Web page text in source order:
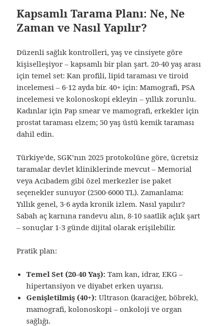
Kapsamlı Tarama Planı: Ne, Ne
Zaman ve Nasıl Yapılır?
Düzenli sağlık kontrolleri, yaş ve cinsiyete göre
kişiselleşiyor – kapsamlı bir plan şart. 20-40 yaş arası
için temel set: Kan profili, lipid taraması ve tiroid
incelemesi – 6-12 ayda bir. 40+ için: Mamografi, PSA
incelemesi ve kolonoskopi ekleyin – yıllık zorunlu.
Kadınlar için Pap smear ve mamografi, erkekler için
prostat taraması elzem; 50 yaş üstü kemik taraması
dahil edin.
Türkiye’de, SGK’nın 2025 protokolüne göre, ücretsiz
taramalar devlet kliniklerinde mevcut – Memorial
veya Acıbadem gibi özel merkezler ise paket
seçenekler sunuyor (2500-6000 TL). Zamanlama:
Yıllık genel, 3-6 ayda kronik izlem. Nasıl yapılır?
Sabah aç karnına randevu alın, 8-10 saatlik açlık şart
– sonuçlar 1-3 günde dijital olarak erişilebilir.
Pratik plan:
Temel Set (20-40 Yaş): Tam kan, idrar, EKG –
hipertansiyon ve diyabet erken uyarısı.
Genişletilmiş (40+): Ultrason (karaciğer, böbrek),
mamografi, kolonoskopi – onkoloji ve organ
sağlığı.